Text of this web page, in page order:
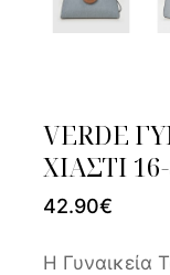
VERDE
ΧΙΑΣΤΙ
42.90€
Η Γυναικεία